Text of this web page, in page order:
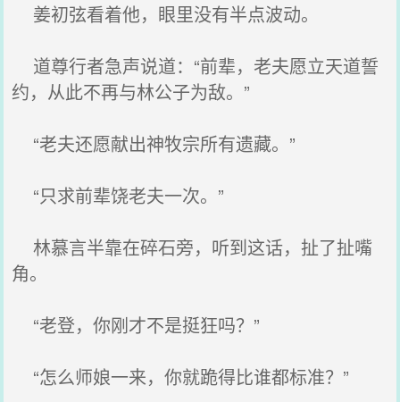
姜初弦看着他，眼里没有半点波动。
道尊行者急声说道：“前辈，老夫愿立天道誓
约，从此不再与林公子为敌。”
“老夫还愿献出神牧宗所有遗藏。”
“只求前辈饶老夫一次。”
林慕言半靠在碎石旁，听到这话，扯了扯嘴
角。
“老登，你刚才不是挺狂吗？”
“怎么师娘一来，你就跪得比谁都标准？”